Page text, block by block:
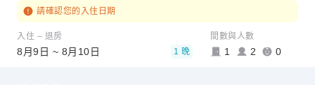
請確認您的入住日期
入住 – 退房
8月9日 ~ 8月10日 1 晚
間數與人數
1 2 0